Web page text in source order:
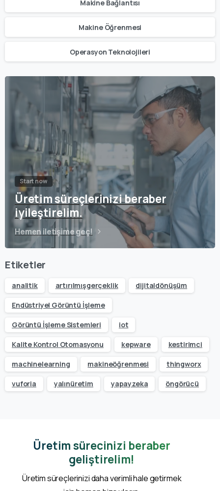
Makine Bağlantısı
Makine Öğrenmesi
Operasyon Teknolojileri
Start now
Üretim süreçlerinizi beraber
iyileştirelim.
Hemen iletişime geç!
Etiketler
analitik artırılmışgerçeklik dijitaldönüşüm
Endüstriyel Görüntü İşleme
Görüntü İşleme Sistemleri iot
Kalite Kontrol Otomasyonu kepware kestirimci
machinelearning makineöğrenmesi thingworx
vuforia yalınüretim yapayzeka öngörücü
Üretim sürecinizi beraber
geliştirelim!
Üretim süreçlerinizi daha verimli hale getirmek